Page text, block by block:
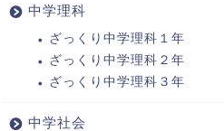
中学理科
ざっくり中学理科１年
ざっくり中学理科２年
ざっくり中学理科３年
中学社会